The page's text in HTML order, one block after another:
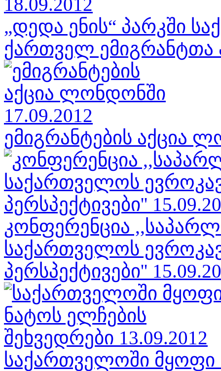
„დედა ენის“ პარკში
ქართველ ემიგრანტთა
ემიგრანტების აქცია
კონფერენცია
საქართველოს
პერსპექტივები''
საქართველოში მყოფი